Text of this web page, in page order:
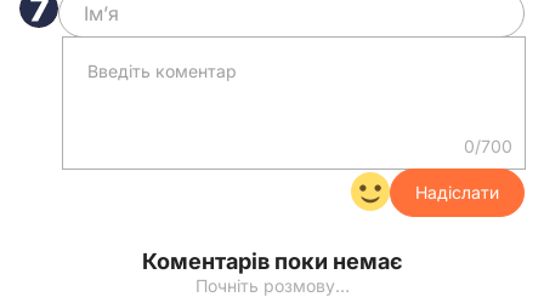
– супровідні листи, відповіді на запити,
територіальними центрами комплектування
_______ ______________
0/700
Надіслати
Коментарів поки немає
Почніть розмову…